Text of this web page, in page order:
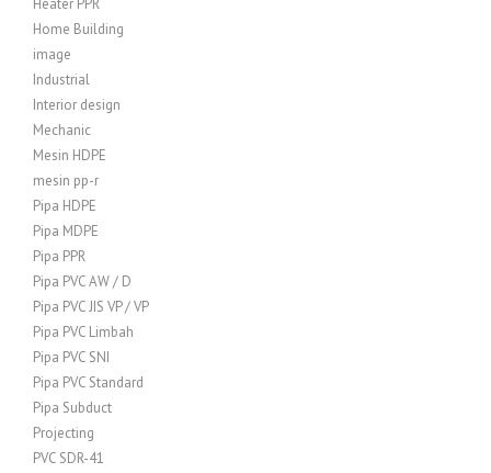
Heater PPR
Home Building
image
Industrial
Interior design
Mechanic
Mesin HDPE
mesin pp-r
Pipa HDPE
Pipa MDPE
Pipa PPR
Pipa PVC AW / D
Pipa PVC JIS VP / VP
Pipa PVC Limbah
Pipa PVC SNI
Pipa PVC Standard
Pipa Subduct
Projecting
PVC SDR-41